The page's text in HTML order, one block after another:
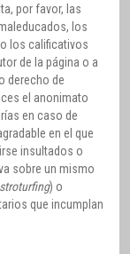
por favor, las
los
los calificativos
de la página o a
derecho de
el anonimato
en caso de
en el que
insultados o
sobre un mismo
) o
que incumplan